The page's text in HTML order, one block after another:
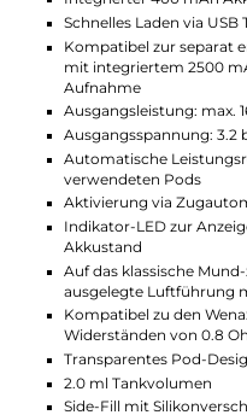
Pods und
Zum Set gehören
integrierten Coils
und 1.2 Ohm, die
ermöglichen. Die
jedem Zug weichen
Dampf. Die
2.0 ml Liquid und
mit Silikonverschluss
authentischeres
hauseigenen Cotton-
Technische Daten
Kompaktes und